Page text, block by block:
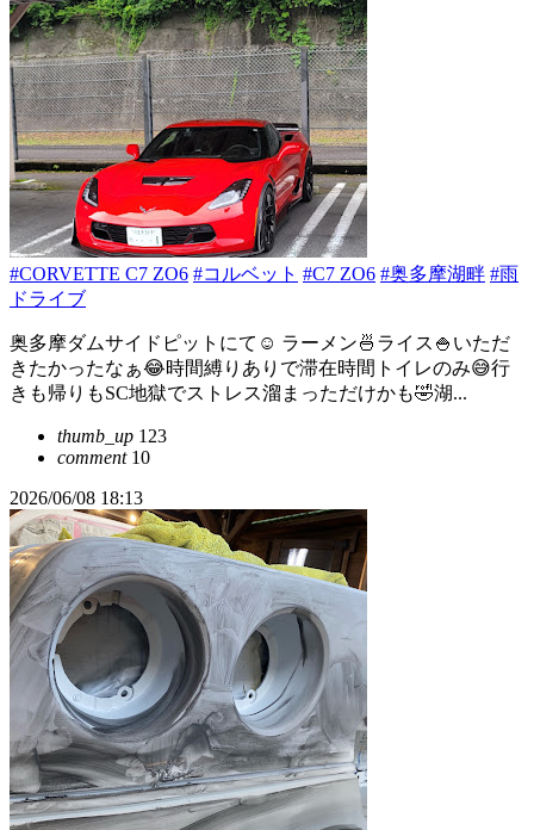
#CORVETTE C7 ZO6 #コルベット #C7 ZO6 #奥多摩湖畔 #雨
ドライブ
奥多摩ダムサイドピットにて☺ ラーメン🍜ライス🍚いただ
きたかったなぁ😂時間縛りありで滞在時間トイレのみ😅行
きも帰りもSC地獄でストレス溜まっただけかも🤣湖...
thumb_up 123
comment10
2026/06/08 18:13